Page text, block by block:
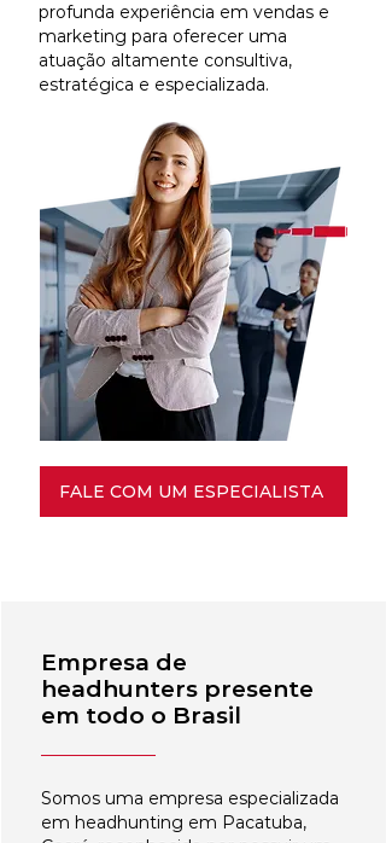
profunda experiência em vendas e
marketing para oferecer uma
atuação altamente consultiva,
estratégica e especializada.
FALE COM UM ESPECIALISTA
Empresa de
headhunters presente
em todo o Brasil
Somos uma empresa especializada
em headhunting em Pacatuba,